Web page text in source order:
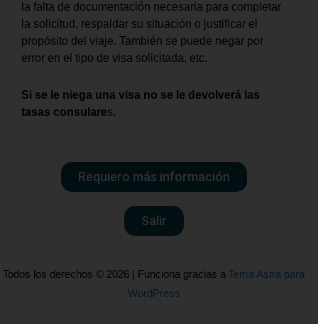
la falta de documentación necesaria para completar
la solicitud, respaldar su situación o justificar el
propósito del viaje. También se puede negar por
error en el tipo de visa solicitada, etc.
Si se le niega una visa no se le devolverá las
tasas consulares.
Requiero más información
Salir
Todos los derechos © 2026 | Funciona gracias a Tema Astra para
WordPress